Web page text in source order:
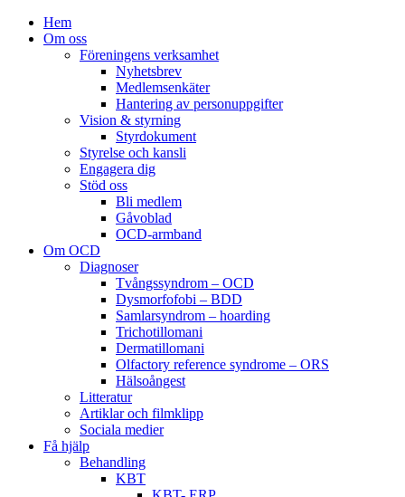
Hem
Om oss
Föreningens verksamhet
Nyhetsbrev
Medlemsenkäter
Hantering av personuppgifter
Vision & styrning
Styrdokument
Styrelse och kansli
Engagera dig
Stöd oss
Bli medlem
Gåvoblad
OCD-armband
Om OCD
Diagnoser
Tvångssyndrom – OCD
Dysmorfofobi – BDD
Samlarsyndrom – hoarding
Trichotillomani
Dermatillomani
Olfactory reference syndrome – ORS
Hälsoångest
Litteratur
Artiklar och filmklipp
Sociala medier
Få hjälp
Behandling
KBT